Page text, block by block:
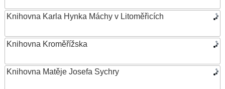
Knihovna Karla Hynka Máchy v Litoměřicích
Knihovna Kroměřížska
Knihovna Matěje Josefa Sychry